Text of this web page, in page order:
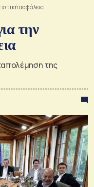
ασφάλεια
την
της